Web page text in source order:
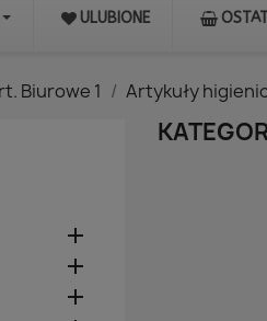
ULUBIONE
Biurowe 1 Artykuły


